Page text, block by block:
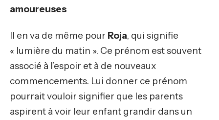
amoureuses
Il en va de même pour Roja, qui signifie
« lumière du matin ». Ce prénom est souvent
associé à l’espoir et à de nouveaux
commencements. Lui donner ce prénom
pourrait vouloir signifier que les parents
aspirent à voir leur enfant grandir dans un